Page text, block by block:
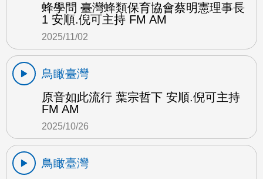
蜂學問 臺灣蜂類保育協會蔡明憲理事長
1 安順.倪可主持 FM AM
2025/11/02
鳥瞰臺灣
原音如此流行 葉宗哲下 安順.倪可主持
FM AM
2025/10/26
鳥瞰臺灣